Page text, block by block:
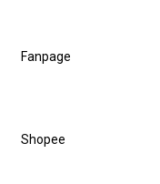
Fanpage
Shopee